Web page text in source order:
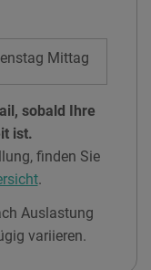
Mittag
sobald Ihre
ist.
finden Sie
.
Auslastung
variieren.